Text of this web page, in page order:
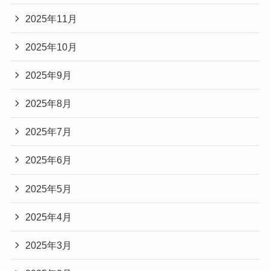
2025年11月
2025年10月
2025年9月
2025年8月
2025年7月
2025年6月
2025年5月
2025年4月
2025年3月